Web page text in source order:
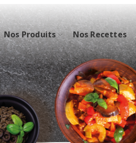
Nos Produits Nos Recettes